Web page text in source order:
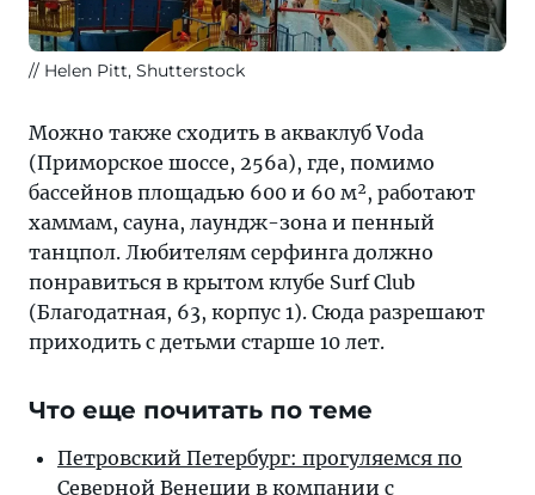
Helen Pitt, Shutterstock
Можно также сходить в акваклуб Voda
(Приморское шоссе, 256а), где, помимо
бассейнов площадью 600 и 60 м², работают
хаммам, сауна, лаундж-зона и пенный
танцпол. Любителям серфинга должно
понравиться в крытом клубе Surf Club
(Благодатная, 63, корпус 1). Сюда разрешают
приходить с детьми старше 10 лет.
Что еще почитать по теме
Петровский Петербург: прогуляемся по
Северной Венеции в компании с